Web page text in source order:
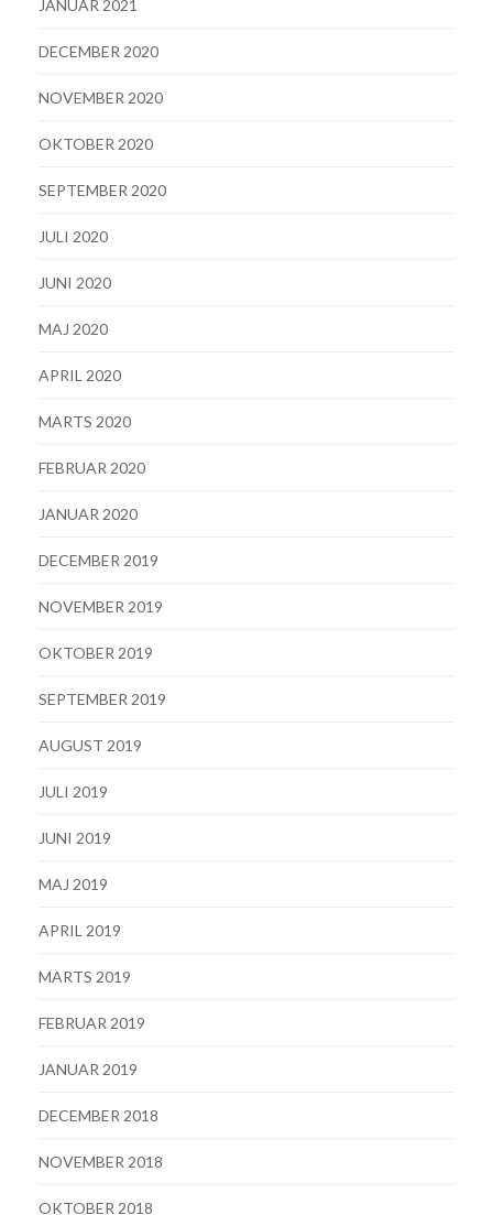
JANUAR 2021
DECEMBER 2020
NOVEMBER 2020
OKTOBER 2020
SEPTEMBER 2020
JULI 2020
JUNI 2020
MAJ 2020
APRIL 2020
MARTS 2020
FEBRUAR 2020
JANUAR 2020
DECEMBER 2019
NOVEMBER 2019
OKTOBER 2019
SEPTEMBER 2019
AUGUST 2019
JULI 2019
JUNI 2019
MAJ 2019
APRIL 2019
MARTS 2019
FEBRUAR 2019
JANUAR 2019
DECEMBER 2018
NOVEMBER 2018
OKTOBER 2018